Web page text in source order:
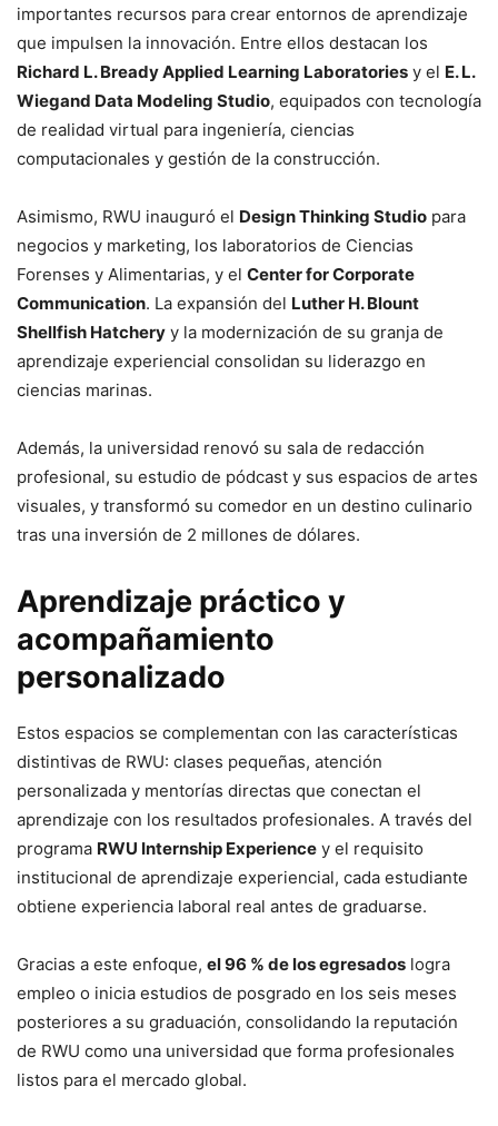
importantes recursos para crear entornos de aprendizaje
que impulsen la innovación. Entre ellos destacan los
Richard L. Bready Applied Learning Laboratories y el E. L.
Wiegand Data Modeling Studio, equipados con tecnología
de realidad virtual para ingeniería, ciencias
computacionales y gestión de la construcción.
Asimismo, RWU inauguró el Design Thinking Studio para
negocios y marketing, los laboratorios de Ciencias
Forenses y Alimentarias, y el Center for Corporate
Communication. La expansión del Luther H. Blount
Shellfish Hatchery y la modernización de su granja de
aprendizaje experiencial consolidan su liderazgo en
ciencias marinas.
Además, la universidad renovó su sala de redacción
profesional, su estudio de pódcast y sus espacios de artes
visuales, y transformó su comedor en un destino culinario
tras una inversión de 2 millones de dólares.
Aprendizaje práctico y
acompañamiento
personalizado
Estos espacios se complementan con las características
distintivas de RWU: clases pequeñas, atención
personalizada y mentorías directas que conectan el
aprendizaje con los resultados profesionales. A través del
programa RWU Internship Experience y el requisito
institucional de aprendizaje experiencial, cada estudiante
obtiene experiencia laboral real antes de graduarse.
Gracias a este enfoque, el 96 % de los egresados logra
empleo o inicia estudios de posgrado en los seis meses
posteriores a su graduación, consolidando la reputación
de RWU como una universidad que forma profesionales
listos para el mercado global.